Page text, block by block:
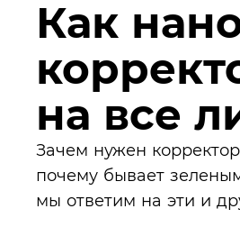
Как
на все
Зачем нужен
почему бывает
мы ответим на эти и